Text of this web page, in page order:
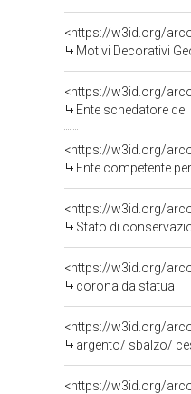
<https://w3id.org/
Motivi Decorativi
<https://w3id.org/
Ente schedatore del bene
<https://w3id.org/
Ente competente per tutela del
<https://w3id.org/
Stato di
<https://w3id.org/
corona da statua
<https://w3id.org/
argento/ sbalzo/
<https://w3id.org/